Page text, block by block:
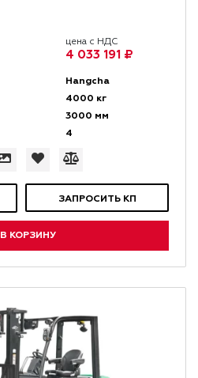
цена с НДС
4 033 191 ₽
Hangcha
4000 кг
3000 мм
4
ЗАПРОСИТЬ КП
В КОРЗИНУ